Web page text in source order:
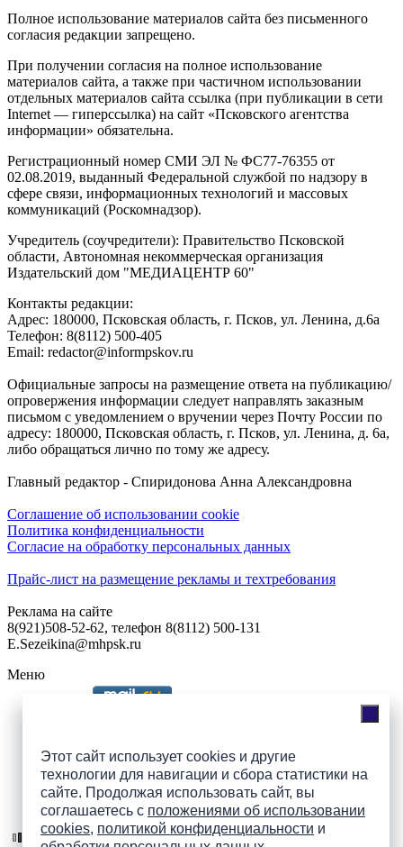
Этот сайт использует cookies и другие
технологии для навигации и сбора статистики на
сайте. Продолжая использовать сайт, вы
соглашаетесь с положениями об использовании
cookies, политикой конфиденциальности и
Полное использование материалов сайта без письменного
согласия редакции запрещено.
При получении согласия на полное использование
материалов сайта, а также при частичном использовании
отдельных материалов сайта ссылка (при публикации в сети
Internet — гиперссылка) на сайт «Псковского агентства
информации» обязательна.
Регистрационный номер СМИ ЭЛ № ФС77-76355 от
02.08.2019, выданный Федеральной службой по надзору в
сфере связи, информационных технологий и массовых
коммуникаций (Роскомнадзор).
Учредитель (соучредители): Правительство Псковской
области, Автономная некоммерческая организация
Издательский дом "МЕДИАЦЕНТР 60"
Контакты редакции:
Адреc: 180000, Псковская область, г. Псков, ул. Ленина, д.6а
Телефон: 8(8112) 500-405
Email: redactor@informpskov.ru
Официальные запросы на размещение ответа на публикацию/
опровержения информации следует направлять заказным
письмом с уведомлением о вручении через Почту России по
адресу: 180000, Псковская область, г. Псков, ул. Ленина, д. 6а,
либо обращаться лично по тому же адресу.
Главный редактор - Спиридонова Анна Александровна
Соглашение об использовании cookie
Политика конфиденциальности
Согласие на обработку персональных данных
Прайс-лист на размещение рекламы и техтребования
Реклама на сайте
8(921)508-52-62, телефон 8(8112) 500-131
E.Sezeikina@mhpsk.ru
Меню
Подпишись на группы
ПАИ в соцсетях!